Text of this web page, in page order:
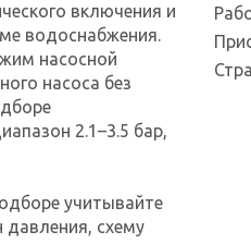
включения и
водоснабжения.
насосной
насоса без
2.1–3.5 бар,
учитывайте
схему